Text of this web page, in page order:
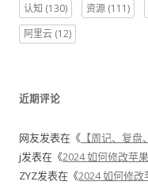
认知 (130) 资源 (111)
阿里云 (12)
近期评论
网友发表在《 【周记、复
j发表在《2024 如何修改苹
ZYZ发表在《2024 如何修